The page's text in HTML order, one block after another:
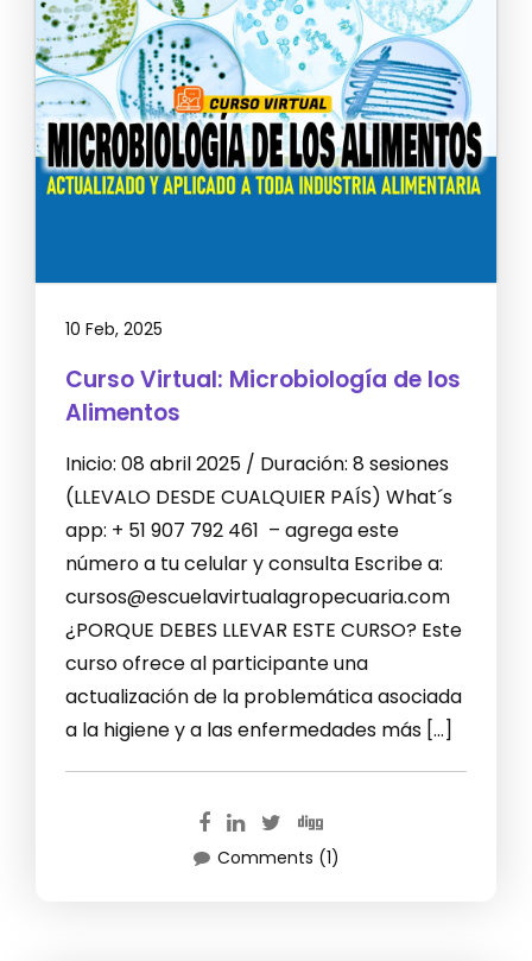
10 Feb, 2025
Curso Virtual: Microbiología de los
Alimentos
Inicio: 08 abril 2025 / Duración: 8 sesiones
(LLEVALO DESDE CUALQUIER PAÍS) What´s
app: + 51 907 792 461 – agrega este
número a tu celular y consulta Escribe a:
cursos@escuelavirtualagropecuaria.com
¿PORQUE DEBES LLEVAR ESTE CURSO? Este
curso ofrece al participante una
actualización de la problemática asociada
a la higiene y a las enfermedades más […]
Comments (1)